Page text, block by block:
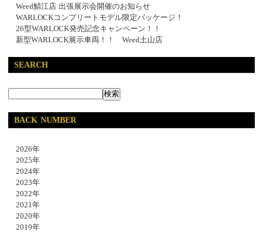
Weed鯖江店 出張展示会開催のお知らせ
WARLOCKコンプリートモデル限定パッケージ！
26型WARLOCK発売記念キャンペーン！！
新型WARLOCK展示車両！！ Weed土山店
SEARCH
BACK NUMBER
2026年
2025年
2024年
2023年
2022年
2021年
2020年
2019年